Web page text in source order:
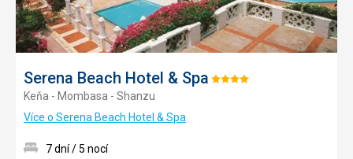
Serena Beach Hotel & Spa Hodnocení:
Keňa - Mombasa - Shanzu
Více o Serena Beach Hotel & Spa
7 dní / 5 nocí